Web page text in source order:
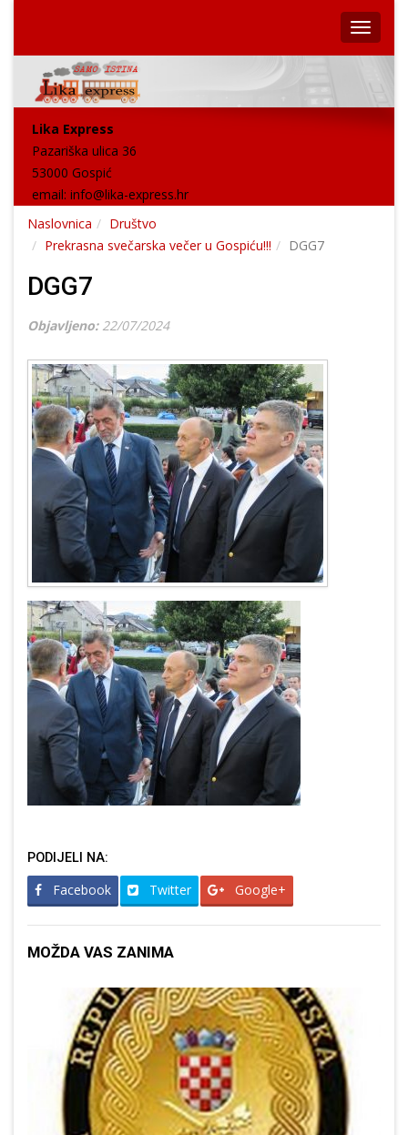
Lika Express
Pazariška ulica 36
53000 Gospić
email: info@lika-express.hr
Naslovnica
Društvo
Prekrasna svečarska večer u Gospiću!!!
DGG7
DGG7
Objavljeno: 22/07/2024
PODIJELI NA:
Facebook Twitter Google+
MOŽDA VAS ZANIMA